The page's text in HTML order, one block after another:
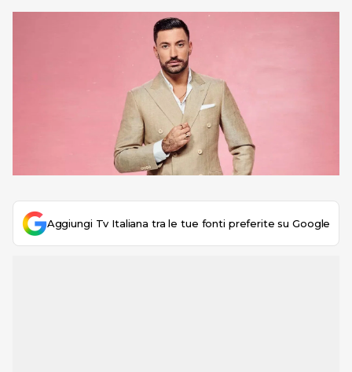
Aggiungi Tv Italiana tra le tue fonti preferite su Google